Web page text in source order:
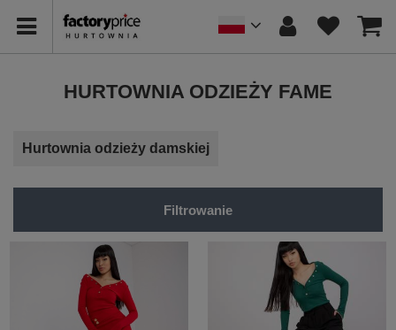
HURTOWNIA ODZIEŻY FAME
Hurtownia odzieży damskiej
Filtrowanie